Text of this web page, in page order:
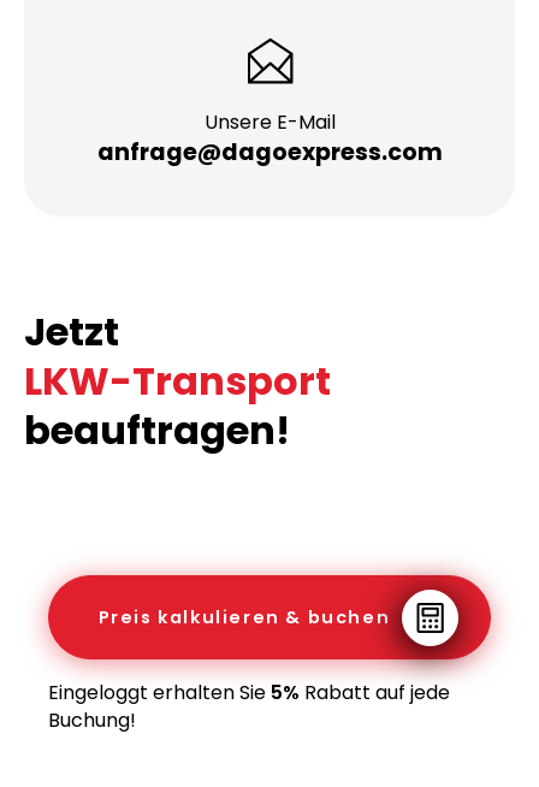
Unsere E-Mail
anfrage@dagoexpress.com
Jetzt
LKW-Transport
beauftragen!
Preis kalkulieren & buchen
Eingeloggt erhalten Sie 5% Rabatt auf jede
Buchung!